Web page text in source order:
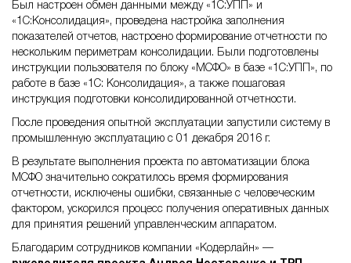
Был настроен обмен данными между «1С:УПП» и
«1С:Консолидация», проведена настройка заполнения
показателей отчетов, настроено формирование отчетности по
нескольким периметрам консолидации. Были подготовлены
инструкции пользователя по блоку «МСФО» в базе «1С:УПП», по
работе в базе «1С: Консолидация», а также пошаговая
инструкция подготовки консолидированной отчетности.
После проведения опытной эксплуатации запустили систему в
промышленную эксплуатацию с 01 декабря 2016 г.
В результате выполнения проекта по автоматизации блока
МСФО значительно сократилось время формирования
отчетности, исключены ошибки, связанные с человеческим
фактором, ускорился процесс получения оперативных данных
для принятия решений управленческим аппаратом.
Благодарим сотрудников компании «Кодерлайн» —